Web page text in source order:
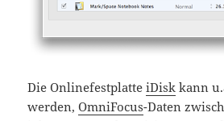
Die OnlinefestplatteiDisk kann
werden,OmniFocus-Daten